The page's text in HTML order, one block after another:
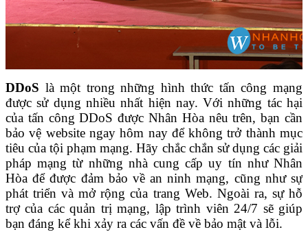
DDoS là một trong những hình thức tấn công mạng
được sử dụng nhiều nhất hiện nay. Với những tác hại
của tấn công DDoS được Nhân Hòa nêu trên, bạn cần
bảo vệ website ngay hôm nay để không trở thành mục
tiêu của tội phạm mạng.Hãy chắc chắn sử dụng các giải
pháp mạng từ những nhà cung cấp uy tín như Nhân
Hòa để được đảm bảo về an ninh mạng, cũng như sự
phát triển và mở rộng của trang Web. Ngoài ra, sự hỗ
trợ của các quản trị mạng, lập trình viên 24/7 sẽ giúp
bạn đáng kể khi xảy ra các vấn đề về bảo mật và lỗi.